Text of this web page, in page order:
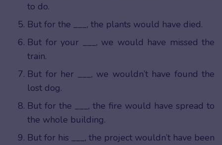
to do.
But for the ___, the plants would have died.
But for your ___, we would have missed the
train.
But for her ___, we wouldn’t have found the
lost dog.
But for the ___, the fire would have spread to
the whole building.
But for his ___, the project wouldn’t have been